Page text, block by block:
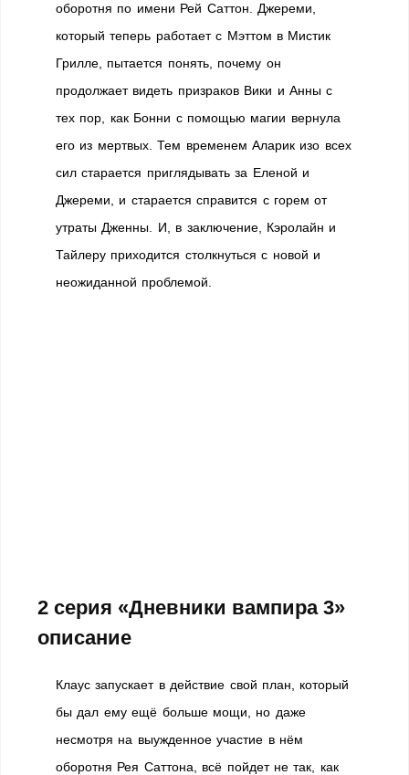
оборотня по имени Рей Саттон. Джереми,
который теперь работает с Мэттом в Мистик
Грилле, пытается понять, почему он
продолжает видеть призраков Вики и Анны с
тех пор, как Бонни с помощью магии вернула
его из мертвых. Тем временем Аларик изо всех
сил старается приглядывать за Еленой и
Джереми, и старается справится с горем от
утраты Дженны. И, в заключение, Кэролайн и
Тайлеру приходится столкнуться с новой и
неожиданной проблемой.
2 серия «Дневники вампира 3»
описание
Клаус запускает в действие свой план, который
бы дал ему ещё больше мощи, но даже
несмотря на выужденное участие в нём
оборотня Рея Саттона, всё пойдет не так, как